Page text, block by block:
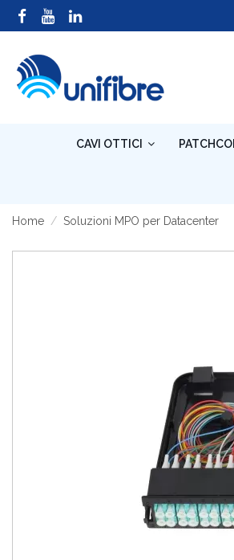
CAVI OTTICI
Home Soluzioni MPO per Datacenter